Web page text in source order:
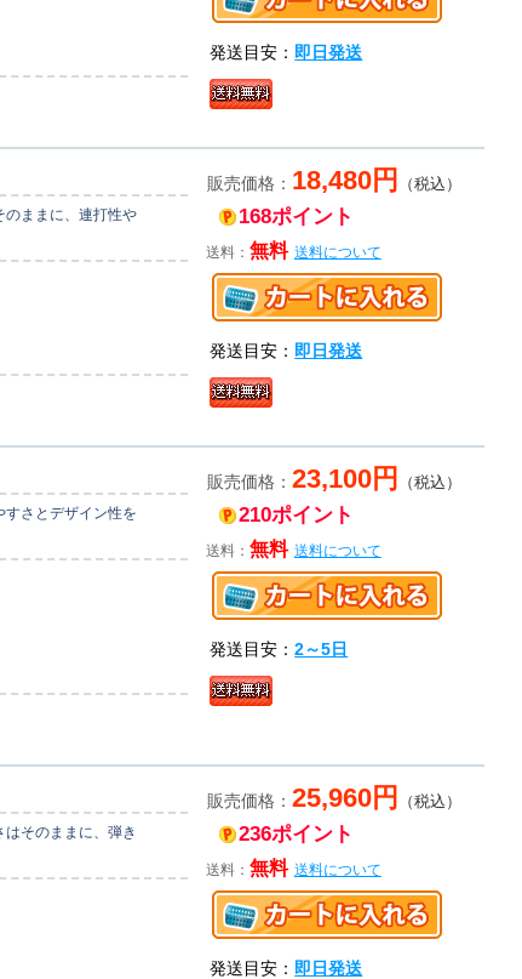
発送目安：即日発送
のままに、連打性や
販売価格： 18,480円 （税込）
168ポイント
送料： 無料 送料について
発送目安：即日発送
さとデザイン性を
販売価格： 23,100円 （税込）
210ポイント
送料： 無料 送料について
発送目安：2～5日
そのままに、弾き
販売価格： 25,960円 （税込）
236ポイント
送料： 無料 送料について
発送目安：即日発送